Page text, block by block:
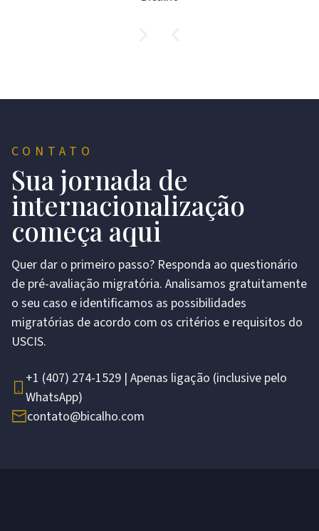
CONTATO
Sua jornada de
internacionalização
começa aqui
Quer dar o primeiro passo? Responda ao questionário
de pré-avaliação migratória. Analisamos gratuitamente
o seu caso e identificamos as possibilidades
migratórias de acordo com os critérios e requisitos do
USCIS.
+1 (407) 274-1529 | Apenas ligação (inclusive pelo
WhatsApp)
contato@bicalho.com